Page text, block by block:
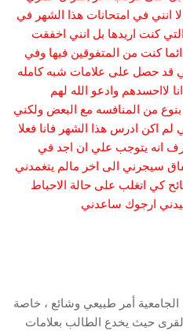
انني في امتحانات هذا الشهر في
كنت اريدها بل انني اخفقت
كنت من المتفوقين فيها وفي
قد حصل على علامات شبه كامله
لااحسدهم وادعو الله لهم
من المنافسه مع البعض ولكني
اكن ادرس هذا الشهر فانا فعلا
انه يتوجب علي ان اجد في
سيجرني الى اخر مالم يتغمدني
كي اتغلب على حالة الاحباط
ارجوك ساعدني
الجامعية أمر طبيعي وشائع ، خاصة
حيث يخدع الطالب بعلامات